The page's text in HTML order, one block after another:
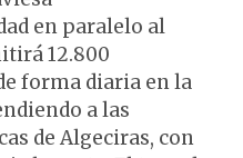
en paralelo al
12.800
forma diaria en la
a las
de Algeciras, con